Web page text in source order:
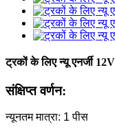
ट्रकों के लिए न्यू एनर्जी
संक्षिप्त वर्णन:
न्यूनतम मात्रा: 1 पीस